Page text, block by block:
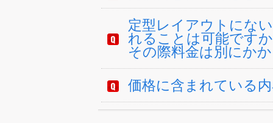
定型レイアウトにな
れることは可能です
その際料金は別にか
価格に含まれている